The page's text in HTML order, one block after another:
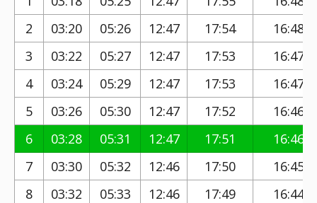
2
03:20 05:26 12:47 17:54
16:48
3
03:22 05:27 12:47 17:53
16:47
4
03:24 05:29 12:47 17:53
16:47
5
03:26 05:30 12:47 17:52
16:46
6
03:28 05:31 12:47 17:51
16:46
7
03:30 05:32 12:46 17:50
16:45
8
03:32 05:33 12:46 17:49
16:44